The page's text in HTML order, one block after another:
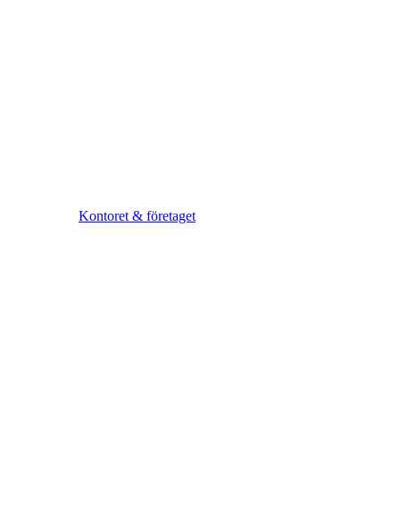
Kontoret & företaget